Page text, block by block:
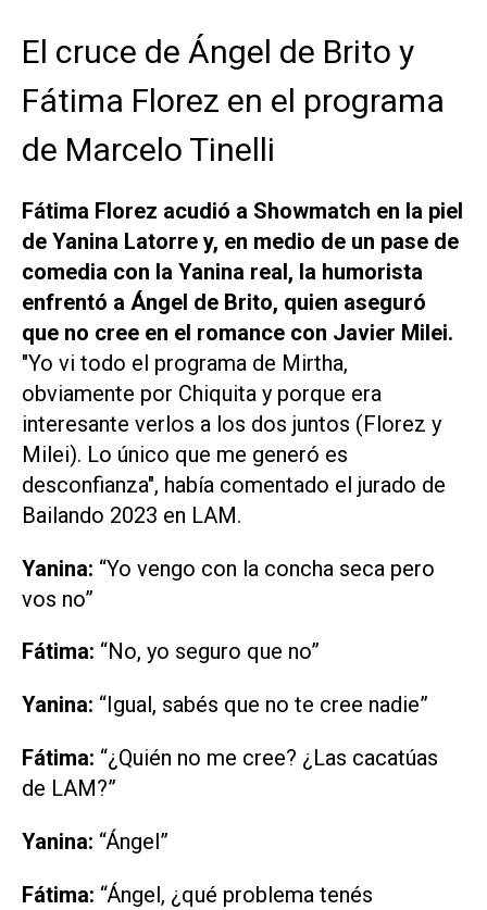
El cruce de Ángel de Brito y
Fátima Florez en el programa
de Marcelo Tinelli
Fátima Florez acudió a Showmatch en la piel
de Yanina Latorre y, en medio de un pase de
comedia con la Yanina real, la humorista
enfrentó a Ángel de Brito, quien aseguró
que no cree en el romance con Javier Milei.
"Yo vi todo el programa de Mirtha,
obviamente por Chiquita y porque era
interesante verlos a los dos juntos (Florez y
Milei). Lo único que me generó es
desconfianza", había comentado el jurado de
Bailando 2023 en LAM.
Yanina: “Yo vengo con la concha seca pero
vos no”
Fátima: “No, yo seguro que no”
Yanina: “Igual, sabés que no te cree nadie”
Fátima: “¿Quién no me cree? ¿Las cacatúas
de LAM?”
Yanina: “Ángel”
Fátima: “Ángel, ¿qué problema tenés